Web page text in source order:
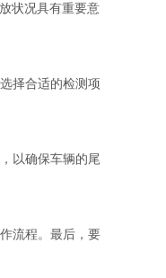
状况具有重要意
择合适的检测项
以确保车辆的尾
流程。最后，要